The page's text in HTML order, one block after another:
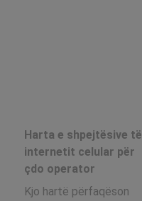
Harta e shpejtësive të
internetit celular për
çdo operator
Kjo hartë përfaqëson